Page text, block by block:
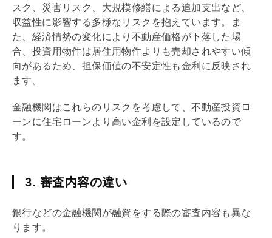
スク、災害リスク、大規模修繕による追加支出など、
収益性に影響する多様なリスクを抱えています。ま
た、経済情勢の変化により不動産価格が下落した場
合、投資用物件は居住用物件よりも売却されやすい傾
向があるため、担保価値の不安定性も金利に反映され
ます。
金融機関はこれらのリスクを考慮して、不動産投資ロ
ーンに住宅ローンより高い金利を設定しているので
す。
3. 審査内容の違い
銀行などの金融機関が融資をする際の審査内容も異な
ります。